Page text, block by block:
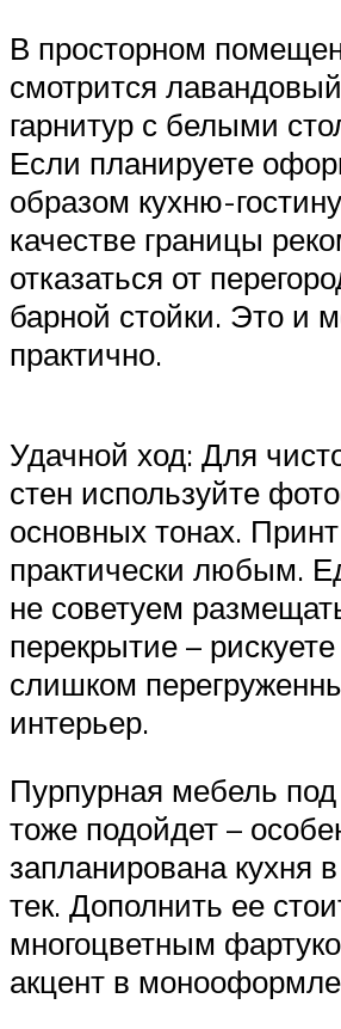
В просторном
смотрится
гарнитур с белыми
Если планируете
образом кухню-
качестве границы
отказаться от
барной стойки. Это и
практично.
Удачной ход: Для
стен используйте
основных тонах.
практически любым.
не советуем
перекрытие –
слишком
интерьер.
Пурпурная мебель
тоже подойдет –
запланирована кухня
тек. Дополнить ее
многоцветным
акцент в